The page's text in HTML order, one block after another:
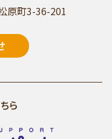
原町3-36-201
ら